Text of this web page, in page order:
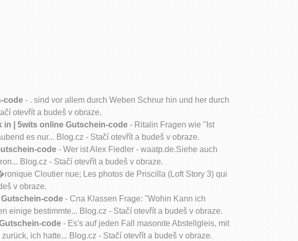
code - . sind vor allem durch Weben Schnur hin und her durch
otevřít a budeš v obraze.
| 5wits online Gutschein-code - Ritalin Fragen wie "Ist
es nur... Blog.cz - Stačí otevřít a budeš v obraze.
code - Wer ist Alex Fiedler - waatp.de.Siehe auch
Blog.cz - Stačí otevřít a budeš v obraze.
Cloutier nue; Les photos de Priscilla (Loft Story 3) qui
v obraze.
code - Cna Klassen Frage: "Wohin Kann ich
einige bestimmte... Blog.cz - Stačí otevřít a budeš v obraze.
code - Es's auf jeden Fall masonite Abstellgleis, mit
ich hatte... Blog.cz - Stačí otevřít a budeš v obraze.